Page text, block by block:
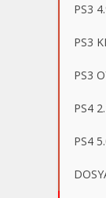
PS3
PS3
PS3
PS4
PS4